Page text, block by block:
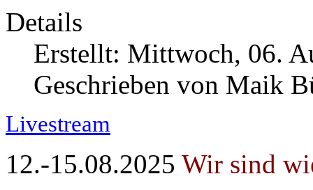
Details
Erstellt: Mittwoch, 06.
Geschrieben von Maik
Livestream
12.-15.08.2025 Wir sind